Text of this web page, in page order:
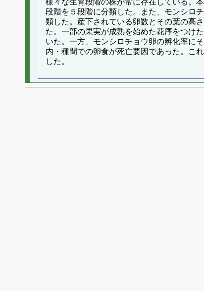
様々な生育段階の株が常に存在している。
段階を５段階に分類した。また、モンシロ
類した。産下されている卵数とその葉の高
た。一部の果実が成熟を始めた花序をつけ
いた。一方、モンシロチョウ卵の孵化率に
内・種間での卵食が死亡要因であった。こ
した。